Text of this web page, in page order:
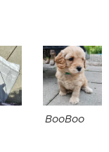
BooBoo ❤️